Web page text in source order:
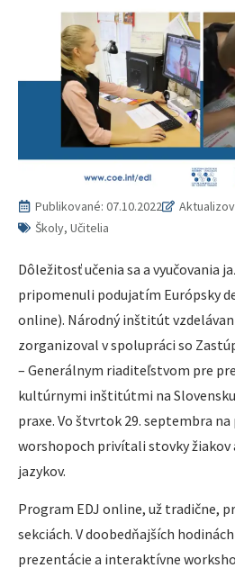
Publikované: 07.10.2022
Školy, Učitelia
Dôležitosť učenia sa a vyučovania
pripomenuli podujatím Európsky
online). Národný inštitút
zorganizoval v spolupráci so
– Generálnym riaditeľstvom pre
kultúrnymi inštitútmi na
praxe. Vo štvrtok 29. septembra na
worshopoch privítali stovky žiakov
jazykov.
Program EDJ online, už tradične,
sekciách. V doobedňajších
prezentácie a interaktívne